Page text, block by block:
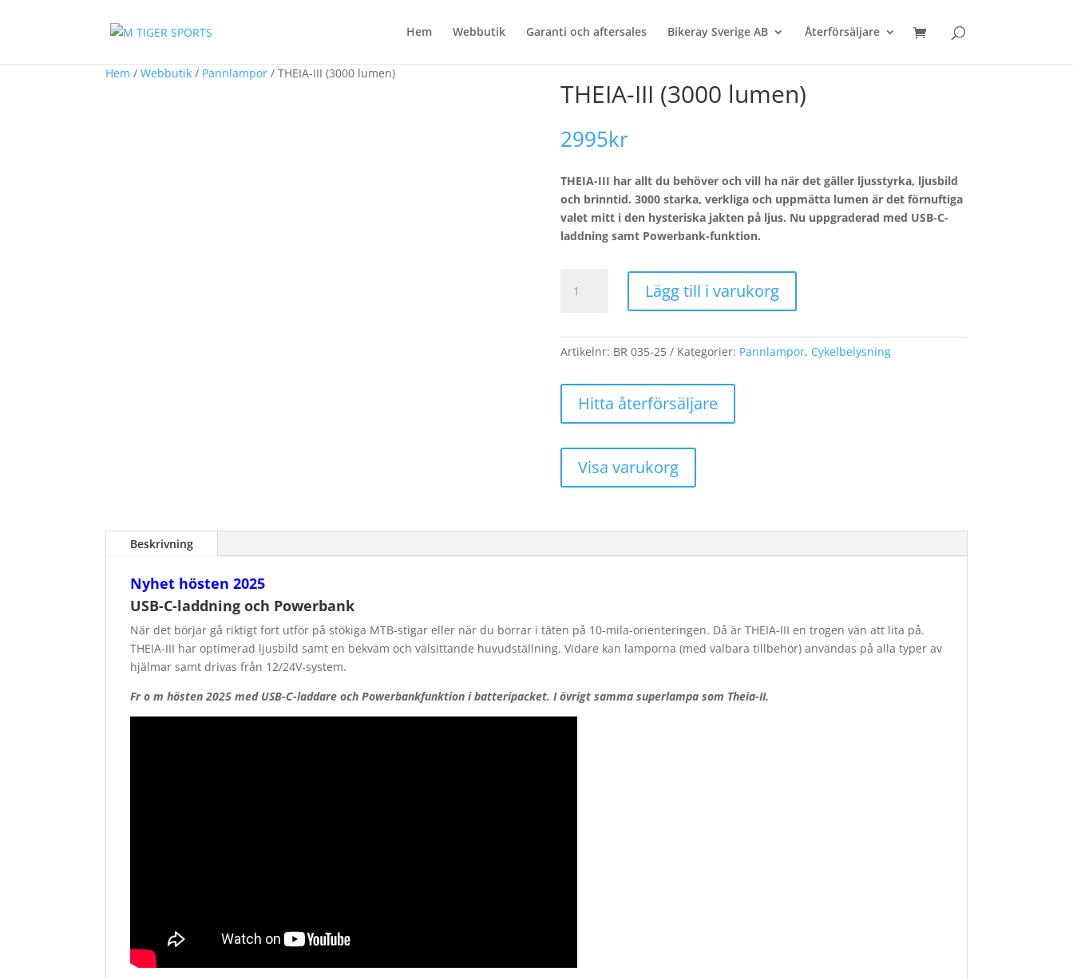
Hem Webbutik Garanti och aftersales Bikeray Sverige AB Återförsäljare
Hem / Webbutik / Pannlampor / THEIA-III (3000 lumen)
THEIA-III (3000 lumen)
2995kr
THEIA-III har allt du behöver och vill ha när det gäller ljusstyrka, ljusbild
och brinntid. 3000 starka, verkliga och uppmätta lumen är det förnuftiga
valet mitt i den hysteriska jakten på ljus. Nu uppgraderad med USB-C-
laddning samt Powerbank-funktion.
mängd
Lägg till i varukorg
Artikelnr: BR 035-25 Kategorier: Pannlampor, Cykelbelysning
Hitta återförsäljare
Visa varukorg
Beskrivning
Nyhet hösten 2025
USB-C-laddning och Powerbank
När det börjar gå riktigt fort utför på stökiga MTB-stigar eller när du borrar i täten på 10-mila-orienteringen. Då är THEIA-III en trogen vän att lita på.
THEIA-III har optimerad ljusbild samt en bekväm och välsittande huvudställning. Vidare kan lamporna (med valbara tillbehör) användas på alla typer av
hjälmar samt drivas från 12/24V-system.
Fr o m hösten 2025 med USB-C-laddare och Powerbankfunktion i batteripacket. I övrigt samma superlampa som Theia-II.